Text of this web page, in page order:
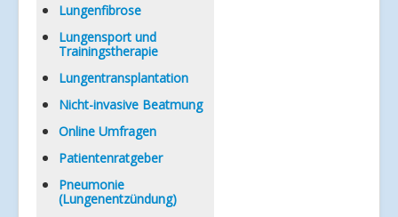
Lungenfibrose
Lungensport und
Trainingstherapie
Lungentransplantation
Nicht-invasive Beatmung
Online Umfragen
Patientenratgeber
Pneumonie
(Lungenentzündung)